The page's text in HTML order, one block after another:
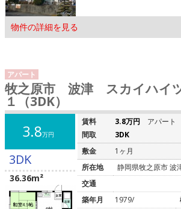
物件の詳細を見る
アパート
牧之原市 波津 スカイハイ
１（3DK）
3.8万円
3DK
36.36m²
賃料 3.8万円
アパート
間取
3DK
敷金
1ヶ月
所在地
静岡県牧之原市 波
交通
築年月
1979/